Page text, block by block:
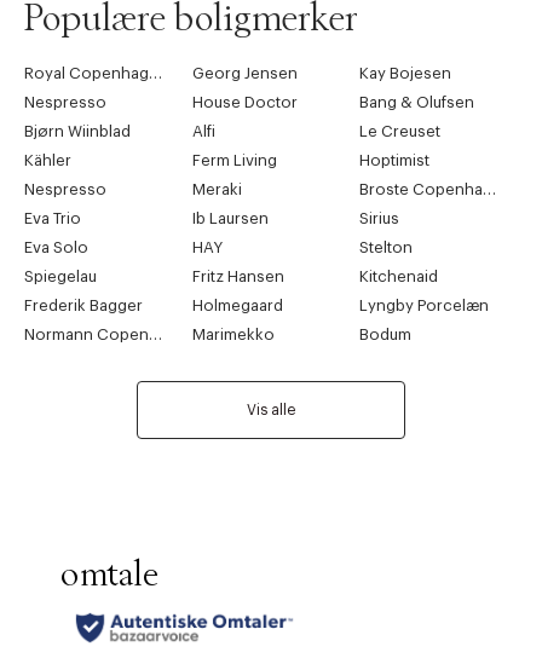
Populære boligmerker
Royal Copenhagen Georg Jensen
Kay Bojesen
Nespresso
House Doctor
Bang & Olufsen
Bjørn Wiinblad
Alfi
Le Creuset
Kähler
Ferm Living
Hoptimist
Nespresso
Meraki
Broste Copenhagen
Eva Trio
Ib Laursen
Sirius
Eva Solo
HAY
Stelton
Spiegelau
Fritz Hansen
Kitchenaid
Frederik Bagger
Holmegaard
Lyngby Porcelæn
Normann Copenhagen
Marimekko Bodum
Vis alle